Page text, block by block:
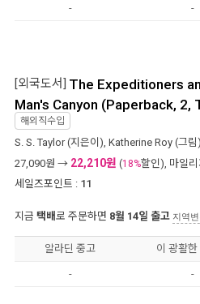
- -
[외국도서] The Expeditioners
Man's Canyon (Paperback, 2,
해외직수입
S. S. Taylor(지은이), Katherine Roy (그림
27,090원 → 22,210원 (18%할인), 마일리
세일즈포인트 : 11
지금 택배로 주문하면 8월 14일 출고 지역
알라딘 중고 이 광활한
- -